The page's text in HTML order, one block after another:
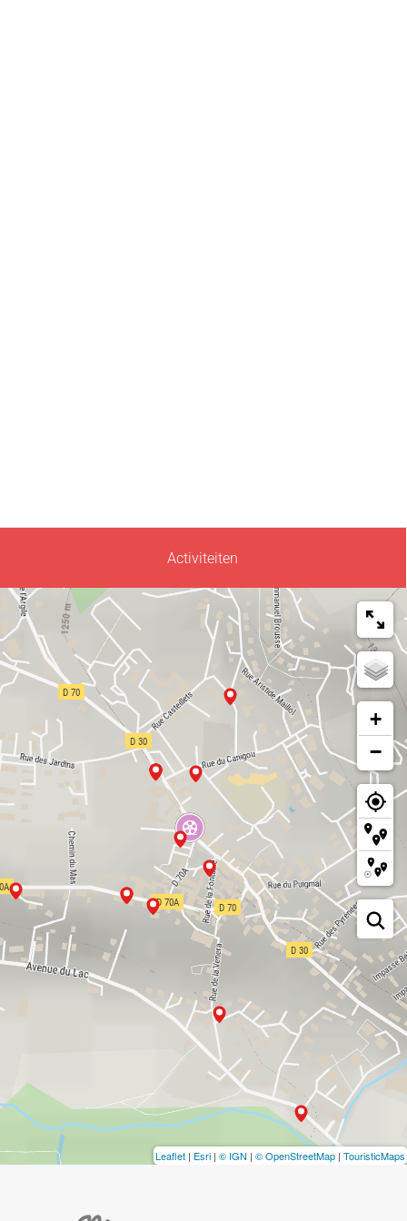
Activiteiten
+
−
Leaflet | Esri | © IGN | © OpenStreetMap | TouristicMaps